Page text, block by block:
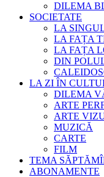
DILEMA
SOCIETATE
LA
LA FAȚA
LA FAȚA
DIN
LA ZI ÎN
DILEMA
ARTE
ARTE
MUZICĂ
CARTE
FILM
TEMA
ABONAMENTE